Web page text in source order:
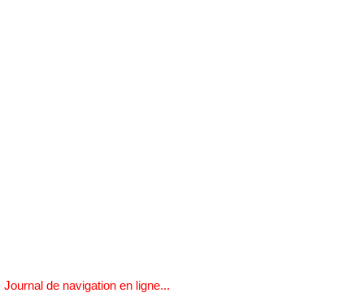
Journal de navigation en ligne...